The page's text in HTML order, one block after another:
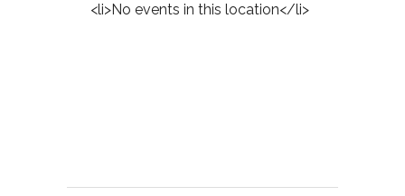
<li>No events in this location</li>